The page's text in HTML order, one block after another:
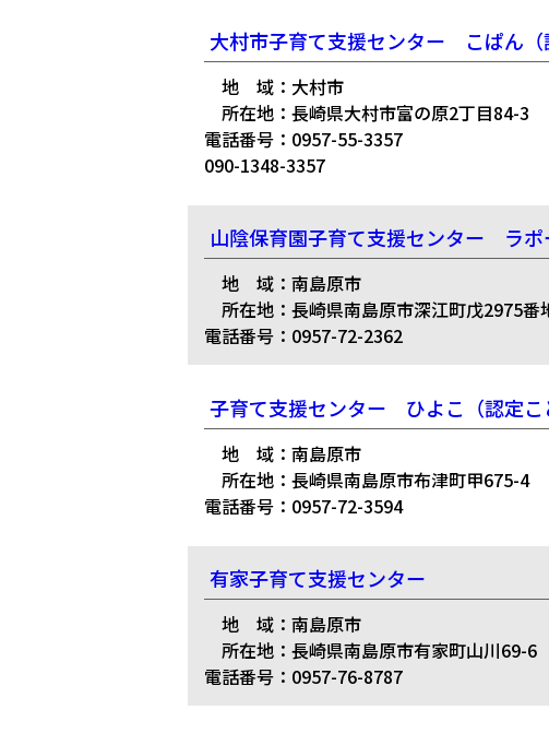
大村市子育て支援センター こぱん（
地 域：大村市
所在地：長崎県大村市富の原2丁目84-3
電話番号：0957-55-3357
090-1348-3357
山陰保育園子育て支援センター ラポ
地 域：南島原市
所在地：長崎県南島原市深江町戊2975番
電話番号：0957-72-2362
子育て支援センター ひよこ（認定こ
地 域：南島原市
所在地：長崎県南島原市布津町甲675-4
電話番号：0957-72-3594
有家子育て支援センター
地 域：南島原市
所在地：長崎県南島原市有家町山川69-6
電話番号：0957-76-8787